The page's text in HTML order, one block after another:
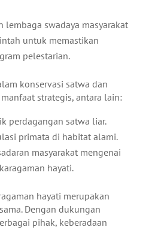
lembaga swadaya masyarakat
untuk memastikan
pelestarian.
konservasi satwa dan
strategis, antara lain:
perdagangan satwa liar.
primata di habitat alami.
masyarakat mengenai
hayati.
hayati merupakan
Dengan dukungan
pihak, keberadaan